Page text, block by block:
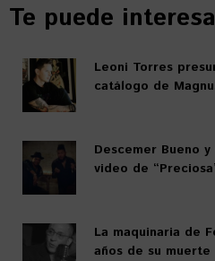
Te puede
Leoni Torres
catálogo de
Descemer Bueno
video de
La maquinaria de
años de su muerte